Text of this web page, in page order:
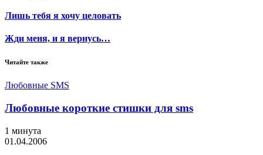
Лишь тебя я хочу целовать
Жди меня, и я вернусь…
Читайте также
Любовные SMS
Любовные короткие стишки для sms
1 минута
01.04.2006